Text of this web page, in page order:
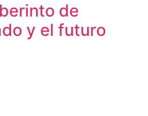
de
y el futuro